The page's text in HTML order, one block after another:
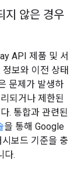
지 않은 경우
API 제품 및 서
보와 이전 상태
문제가 발생하
되거나 제한된
. 통합과 관련된
을 통해 Google
보드 기준을 충
다.